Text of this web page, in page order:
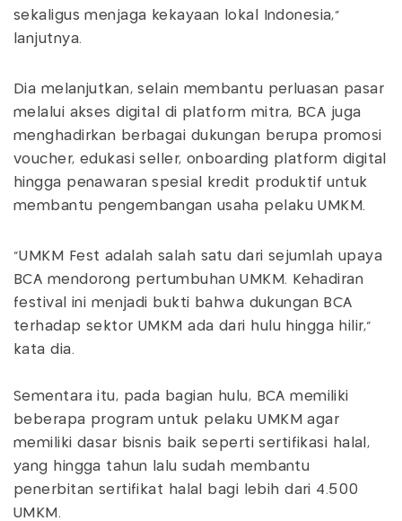
sekaligus menjaga kekayaan lokal Indonesia,"
lanjutnya.
Dia melanjutkan, selain membantu perluasan pasar
melalui akses digital di platform mitra, BCA juga
menghadirkan berbagai dukungan berupa promosi
voucher, edukasi seller, onboarding platform digital
hingga penawaran spesial kredit produktif untuk
membantu pengembangan usaha pelaku UMKM.
"UMKM Fest adalah salah satu dari sejumlah upaya
BCA mendorong pertumbuhan UMKM. Kehadiran
festival ini menjadi bukti bahwa dukungan BCA
terhadap sektor UMKM ada dari hulu hingga hilir,"
kata dia.
Sementara itu, pada bagian hulu, BCA memiliki
beberapa program untuk pelaku UMKM agar
memiliki dasar bisnis baik seperti sertifikasi halal,
yang hingga tahun lalu sudah membantu
penerbitan sertifikat halal bagi lebih dari 4.500
UMKM.